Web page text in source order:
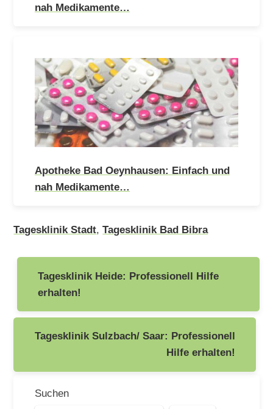
nah Medikamente…
Apotheke Bad Oeynhausen: Einfach und
nah Medikamente…
Tagesklinik Stadt,Tagesklinik Bad Bibra
Beitragsnavigation
Tagesklinik Heide: Professionell Hilfe
erhalten!
Tagesklinik Sulzbach/ Saar: Professionell
Hilfe erhalten!
Suchen